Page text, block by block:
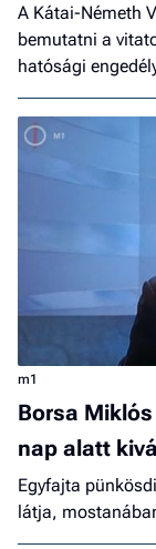
A Kátai-Németh
bemutatni a
hatósági
m1
Borsa
nap alatt
Egyfajta
látja,